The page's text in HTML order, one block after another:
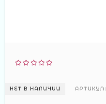
НЕТ В НАЛИЧИИ АРТИКУЛ: